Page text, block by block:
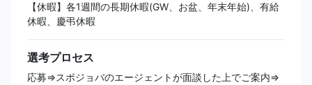
【休暇】各1週間の長期休暇(GW、お盆、年末年始)、有給
休暇、慶弔休暇
選考プロセス
応募⇒スポジョバのエージェントが面談した上でご案内⇒